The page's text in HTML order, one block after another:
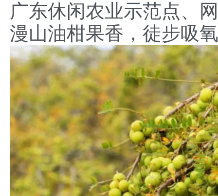
广东休闲农业示范点、
漫山油柑果香，徒步吸